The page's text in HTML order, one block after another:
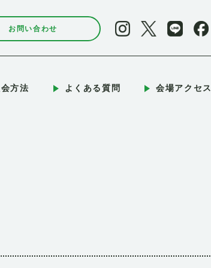
お問い合わせ
方法 よくある質問 会場アクセス